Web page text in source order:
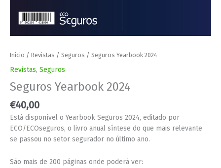
Início / Revistas / Seguros / Seguros Yearbook 2024
Revistas, Seguros
Seguros Yearbook 2024
€40,00
Está disponível o Yearbook Seguros 2024, editado por
ECO/ECOseguros, o livro anual síntese do que mais relevante
se passou no setor segurador no último ano.
São mais de 200 páginas onde poderá ver: